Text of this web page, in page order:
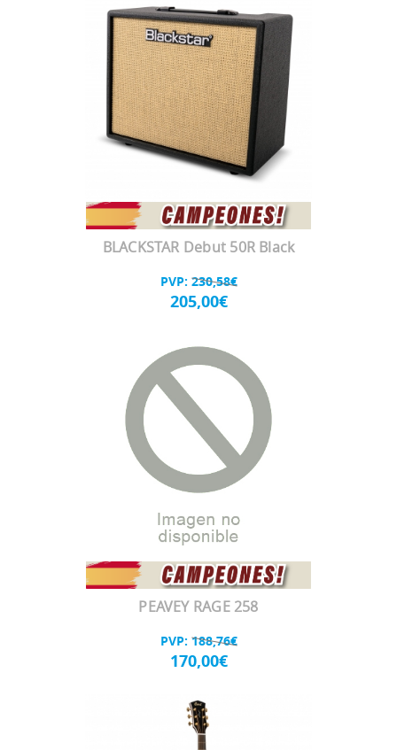
BLACKSTAR Debut 50R Black
PVP: 230,58€
205,00€
PEAVEY RAGE 258
PVP: 188,76€
170,00€